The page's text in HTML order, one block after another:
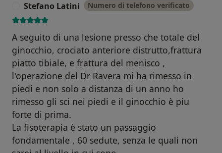
Stefano Latini Numero di telefono verificato
A seguito di una lesione presso che totale del
ginocchio, crociato anteriore distrutto,frattura
piatto tibiale, e frattura del menisco ,
l'operazione del Dr Ravera mi ha rimesso in
piedi e non solo a distanza di un anno ho
rimesso gli sci nei piedi e il ginocchio è piu
forte di prima.
La fisoterapia è stato un passaggio
fondamentale , 60 sedute, senza le quali non